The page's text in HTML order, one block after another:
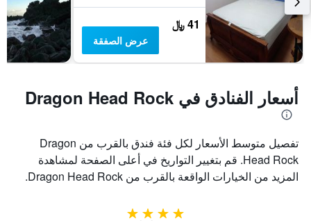
41 ﷼
عرض الصفقة
أسعار الفنادق في Dragon Head Rock
تفصيل متوسط الأسعار لكل فئة فندق بالقرب من Dragon
Head Rock. قم بتغيير التواريخ في أعلى الصفحة لمشاهدة
المزيد من الخيارات الواقعة بالقرب من Dragon Head Rock.
4 نجوم